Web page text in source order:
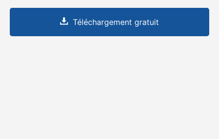
Téléchargement gratuit